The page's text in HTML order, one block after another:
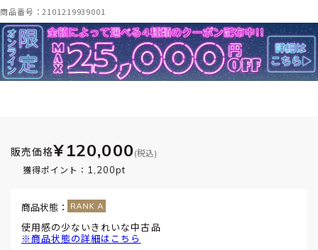
商品番号：2101219939001
販売価格¥120,000 (税込)
獲得ポイント： 1,200pt
商品状態：
使用感の少ないきれいな中古品
※商品状態の詳細はこちら